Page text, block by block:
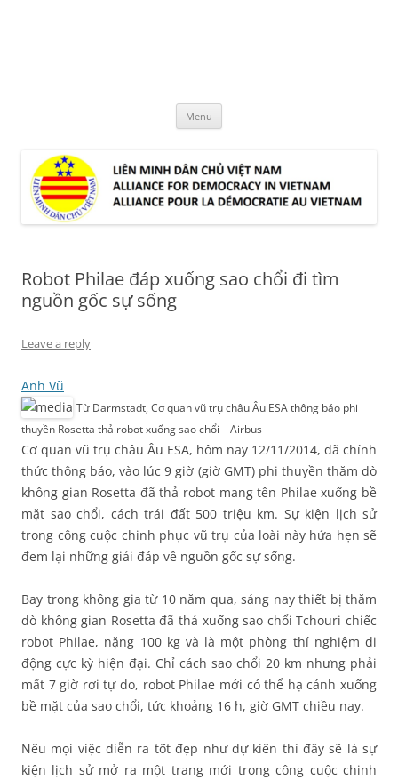
Menu
Robot Philae đáp xuống sao chổi đi tìm
nguồn gốc sự sống
Leave a reply
Anh Vũ
Từ Darmstadt, Cơ quan vũ trụ châu Âu ESA thông báo phi
thuyền Rosetta thả robot xuống sao chổi – Airbus
Cơ quan vũ trụ châu Âu ESA, hôm nay 12/11/2014, đã chính
thức thông báo, vào lúc 9 giờ (giờ GMT) phi thuyền thăm dò
không gian Rosetta đã thả robot mang tên Philae xuống bề
mặt sao chổi, cách trái đất 500 triệu km. Sự kiện lịch sử
trong công cuộc chinh phục vũ trụ của loài này hứa hẹn sẽ
đem lại những giải đáp về nguồn gốc sự sống.
Bay trong không gia từ 10 năm qua, sáng nay thiết bị thăm
dò không gian Rosetta đã thả xuống sao chổi Tchouri chiếc
robot Philae, nặng 100 kg và là một phòng thí nghiệm di
động cực kỳ hiện đại. Chỉ cách sao chổi 20 km nhưng phải
mất 7 giờ rơi tự do, robot Philae mới có thể hạ cánh xuống
bề mặt của sao chổi, tức khoảng 16 h, giờ GMT chiều nay.
Nếu mọi việc diễn ra tốt đẹp như dự kiến thì đây sẽ là sự
kiện lịch sử mở ra một trang mới trong công cuộc chinh